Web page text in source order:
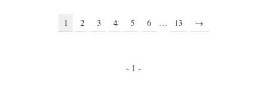
1 2 3 4 5 6 … 13 →
- 1 -